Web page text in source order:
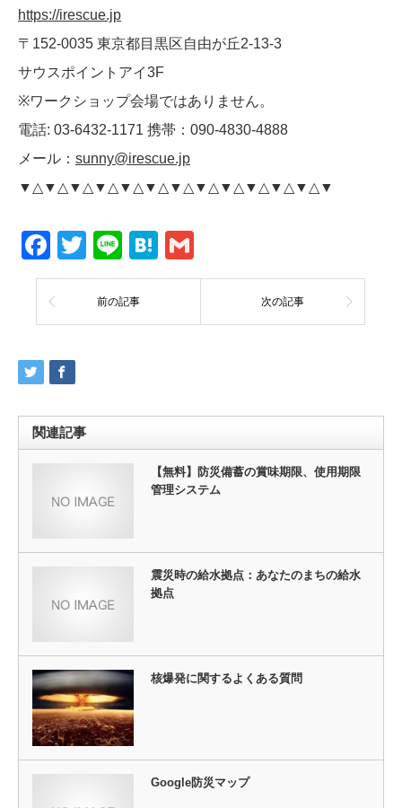
https://irescue.jp
〒152-0035 東京都目黒区自由が丘2-13-3
サウスポイントアイ3F
※ワークショップ会場ではありません。
電話: 03-6432-1171 携帯：090-4830-4888
メール： sunny@irescue.jp
▼△▼△▼△▼△▼△▼△▼△▼△▼△▼△▼△▼△▼
Facebook
Twitter
LineHatena
前の記事 次の記事
関連記事
【無料】防災備蓄の賞味期限、使用期限
管理システム
震災時の給水拠点：あなたのまちの給水
拠点
核爆発に関するよくある質問
Google防災マップ